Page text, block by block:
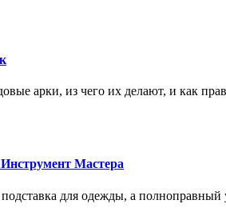
арки, из чего их делают, и как
Мастера
для одежды, а